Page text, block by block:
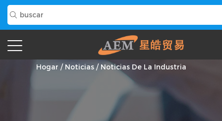
Noticias De La Industria
Hogar / Noticias/ Noticias De La Industria